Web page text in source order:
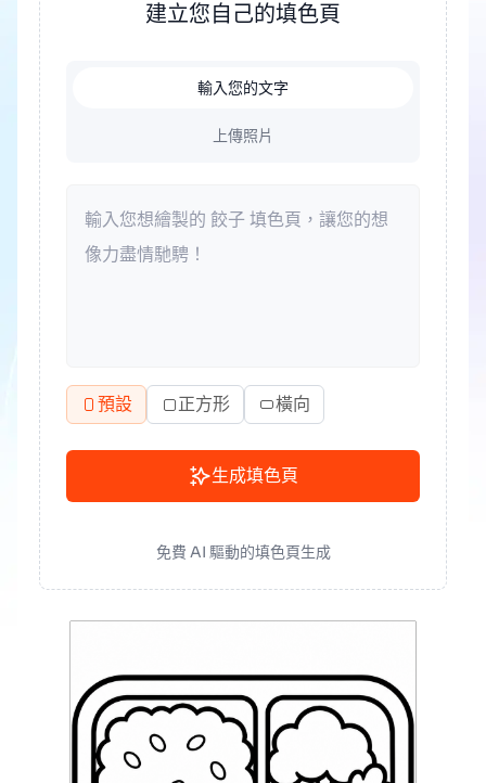
建立您自己的填色頁
輸入您的文字
上傳照片
預設 正方形 橫向
生成填色頁
免費 AI 驅動的填色頁生成